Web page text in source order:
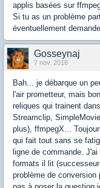
applis basées sur
Si tu as un problème
éventuellement
Gosseynaj
7 nov. 2016
Bah... je débarque un
l'air prometteur, mais
reliques qui trainent
Streamclip,
plus), ffmpegX...
qui fait tout sans se
ligne de commande.
formats il lit
problème de